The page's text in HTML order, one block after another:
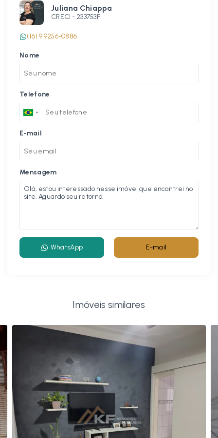
Juliana Chiappa
CRECI - 233753F
(16) 9 9256-0886
Nome
Telefone
E-mail
Mensagem
WhatsApp E-mail
Imóveis similares